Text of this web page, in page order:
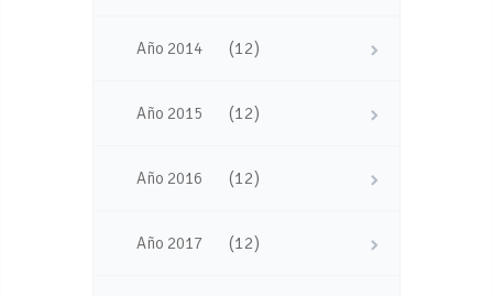
Año 2014 (12)
Año 2015 (12)
Año 2016 (12)
Año 2017 (12)